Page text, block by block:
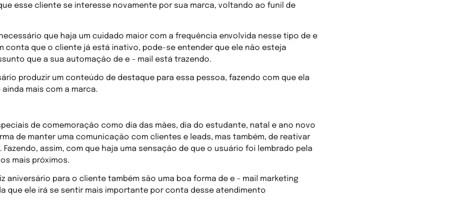
esse cliente se interesse novamente por sua marca, voltando ao funil de
que haja um cuidado maior com a frequência envolvida nesse tipo de e
conta que o cliente já está inativo, pode-se entender que ele não esteja
que a sua automação de e – mail está trazendo.
produzir um conteúdo de destaque para essa pessoa, fazendo com que ela
mais com a marca.
de comemoração como dia das mães, dia do estudante, natal e ano novo
de manter uma comunicação com clientes e leads, mas também, de reativar
assim, com que haja uma sensação de que o usuário foi lembrado pela
mais próximos.
aniversário para o cliente também são uma boa forma de e – mail marketing
que ele irá se sentir mais importante por conta desse atendimento